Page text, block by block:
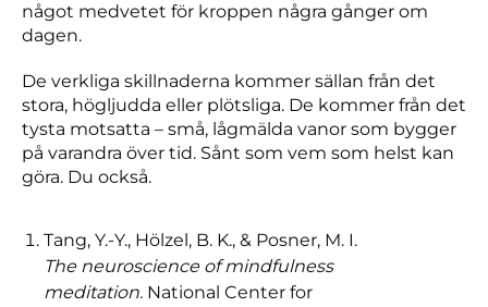
något medvetet för kroppen några gånger om
dagen.
De verkliga skillnaderna kommer sällan från det
stora, högljudda eller plötsliga. De kommer från det
tysta motsatta – små, lågmälda vanor som bygger
på varandra över tid. Sånt som vem som helst kan
göra. Du också.
Tang, Y.-Y., Hölzel, B. K., & Posner, M. I.
The neuroscience of mindfulness
meditation. National Center for